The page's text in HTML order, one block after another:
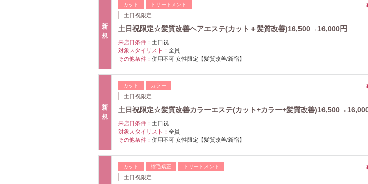
新
規
カット トリートメント
土日祝限定
土日祝限定☆髪質改善ヘアエステ(カット＋髪質改善)16,500→16,000円
来店日条件： 土日祝
対象スタイリスト： 全員
その他条件： 併用不可 女性限定【髪質改善/新宿】
新
規
カット カラー
土日祝限定
土日祝限定☆髪質改善カラーエステ(カット+カラー+髪質改善
来店日条件： 土日祝
対象スタイリスト： 全員
その他条件： 併用不可 女性限定【髪質改善/新宿】
カット 縮毛矯正 トリートメント
土日祝限定